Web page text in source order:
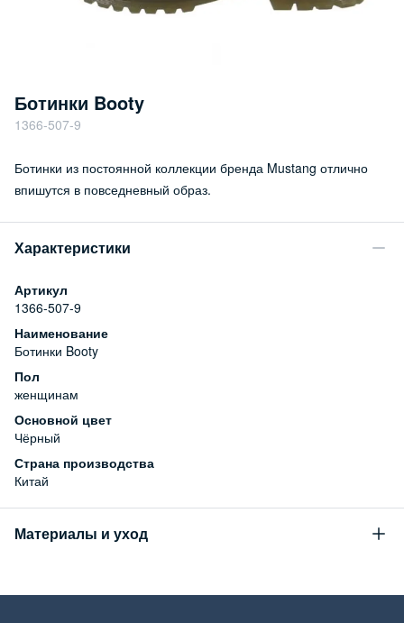
Ботинки Booty
1366-507-9
Ботинки из постоянной коллекции бренда Mustang отлично
впишутся в повседневный образ.
Характеристики
Артикул
1366-507-9
Наименование
Ботинки Booty
Пол
женщинам
Основной цвет
Чёрный
Страна производства
Китай
Материалы и уход
верх: 69% искусственная кожа, 31% полиэстер, подошва: